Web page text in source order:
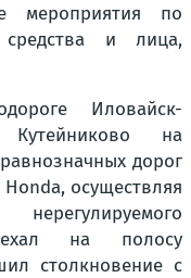
мероприятия по
средства и лица,
Иловайск-
на
дорог
осуществляя
на полосу
столкновение с